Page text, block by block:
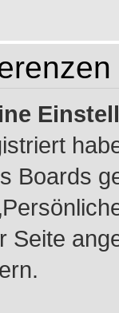
Boards
Seite